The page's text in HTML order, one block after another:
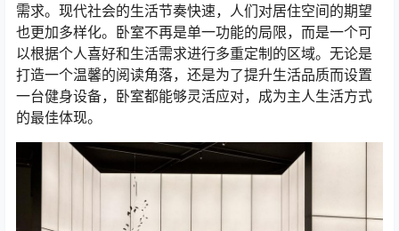
需求。现代社会的生活节奏快速，人们对居住空间的期望
也更加多样化。卧室不再是单一功能的局限，而是一个可
以根据个人喜好和生活需求进行多重定制的区域。无论是
打造一个温馨的阅读角落，还是为了提升生活品质而设置
一台健身设备，卧室都能够灵活应对，成为主人生活方式
的最佳体现。